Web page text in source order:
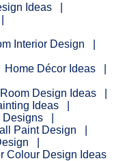
Ideas
Interior Design
Home Décor Ideas
Design Ideas
Ideas
Designs
Paint Design
Colour Design Ideas